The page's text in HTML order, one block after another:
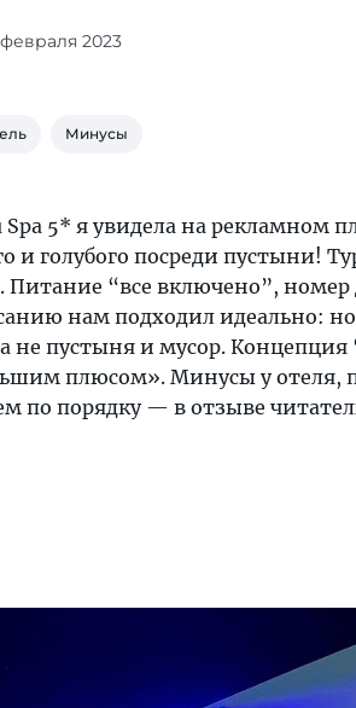
февраля 2023
Минусы
5* я увидела на рекламном
и голубого посреди пустыни!
Питание “все включено”,
нам подходил идеально:
не пустыня и мусор. Концепция
плюсом». Минусы у отеля,
по порядку — в отзыве